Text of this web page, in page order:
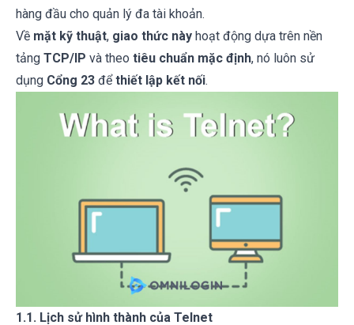
hàng đầu cho quản lý đa tài khoản.
Về mặt kỹ thuật, giao thức này hoạt động dựa trên nền
tảng TCP/IP và theo tiêu chuẩn mặc định, nó luôn sử
dụng Cổng 23 đểthiết lập kết nối.
1.1. Lịch sử hình thành của Telnet